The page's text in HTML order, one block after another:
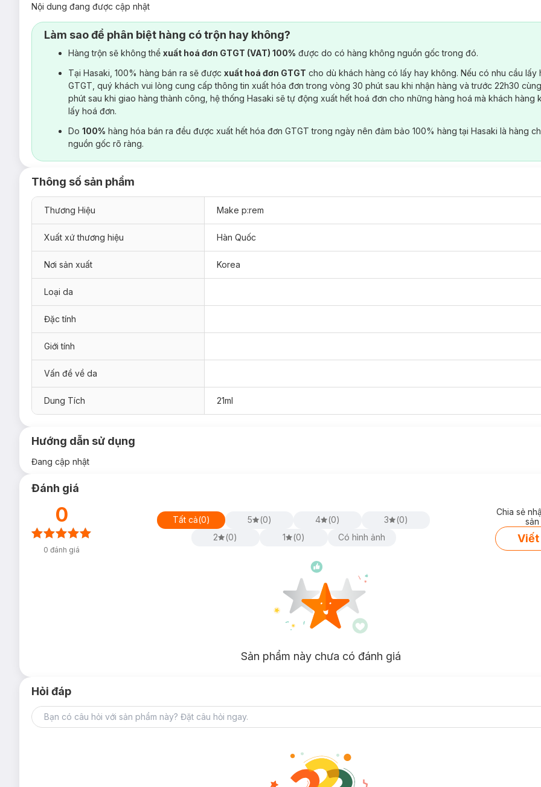
Nội dung đang được cập nhật
Làm sao để phân biệt hàng có trộn hay không?
Hàng trộn sẽ không thể xuất hoá đơn GTGT (VAT) 100% được do có hàng không nguồn gốc trong đó.
Tại Hasaki, 100% hàng bán ra sẽ được xuất hoá đơn GTGT cho dù khách hàng có lấy hay không. Nếu có nhu cầu lấy
GTGT, quý khách vui lòng cung cấp thông tin xuất hóa đơn trong vòng 30 phút sau khi nhận hàng và trước 22h30
phút sau khi giao hàng thành công, hệ thống Hasaki sẽ tự động xuất hết hoá đơn cho những hàng hoá mà khách hàng
lấy hoá đơn.
Do 100% hàng hóa bán ra đều được xuất hết hóa đơn GTGT trong ngày nên đảm bảo 100% hàng tại Hasaki là hàng
nguồn gốc rõ ràng.
Thông số sản phẩm
Thương Hiệu Make p:rem
Xuất xứ thương hiệu Hàn Quốc
Nơi sản xuất Korea
Loại da
Đặc tính
Giới tính
Vấn đề về da
Dung Tích 21ml
Hướng dẫn sử dụng
Đang cập nhật
Đánh giá
0
0 đánh giá
Tất cả(0) 5 (0) 4 (0) 3 (0)
2
(0) 1 (0) Có hình ảnh
Chia sẻ
Viết
Sản phẩm này chưa có đánh giá
Hỏi đáp